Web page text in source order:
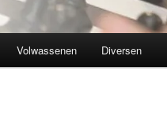
Volwassenen Diversen